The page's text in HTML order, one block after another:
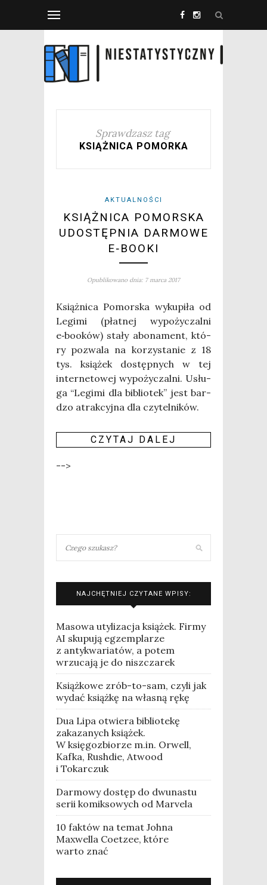
Sprawdzasz tag
KSIĄŻNICA POMORKA
AKTUALNOŚCI
KSIĄŻNICA POMORSKA
UDOSTĘPNIA DARMOWE
E‑BOOKI
Opublikowano dnia: 7 marca 2017
Książ­ni­ca Pomor­ska wyku­pi­ła od
Legi­mi (płat­nej wypo­ży­czal­ni
e‑booków) sta­ły abo­na­ment, któ­
ry pozwa­la na korzy­sta­nie z 18
tys. ksią­żek dostęp­nych w tej
inter­ne­to­wej wypo­ży­czal­ni. Usłu­
ga “Legi­mi dla biblio­tek” jest bar­
dzo atrak­cyj­na dla czy­tel­ni­ków.
CZY­TAJ DALEJ
-->
NAJCHĘTNIEJ CZYTANE WPISY:
Masowa utylizacja książek. Firmy
AI skupują egzemplarze
z antykwariatów, a potem
wrzucają je do niszczarek
Książkowe zrób-to-sam, czyli jak
wydać książkę na własną rękę
Dua Lipa otwiera bibliotekę
zakazanych książek.
W księgozbiorze m.in. Orwell,
Kafka, Rushdie, Atwood
i Tokarczuk
Darmowy dostęp do dwunastu
serii komiksowych od Marvela
10 faktów na temat Johna
Maxwella Coetzee, które
warto znać